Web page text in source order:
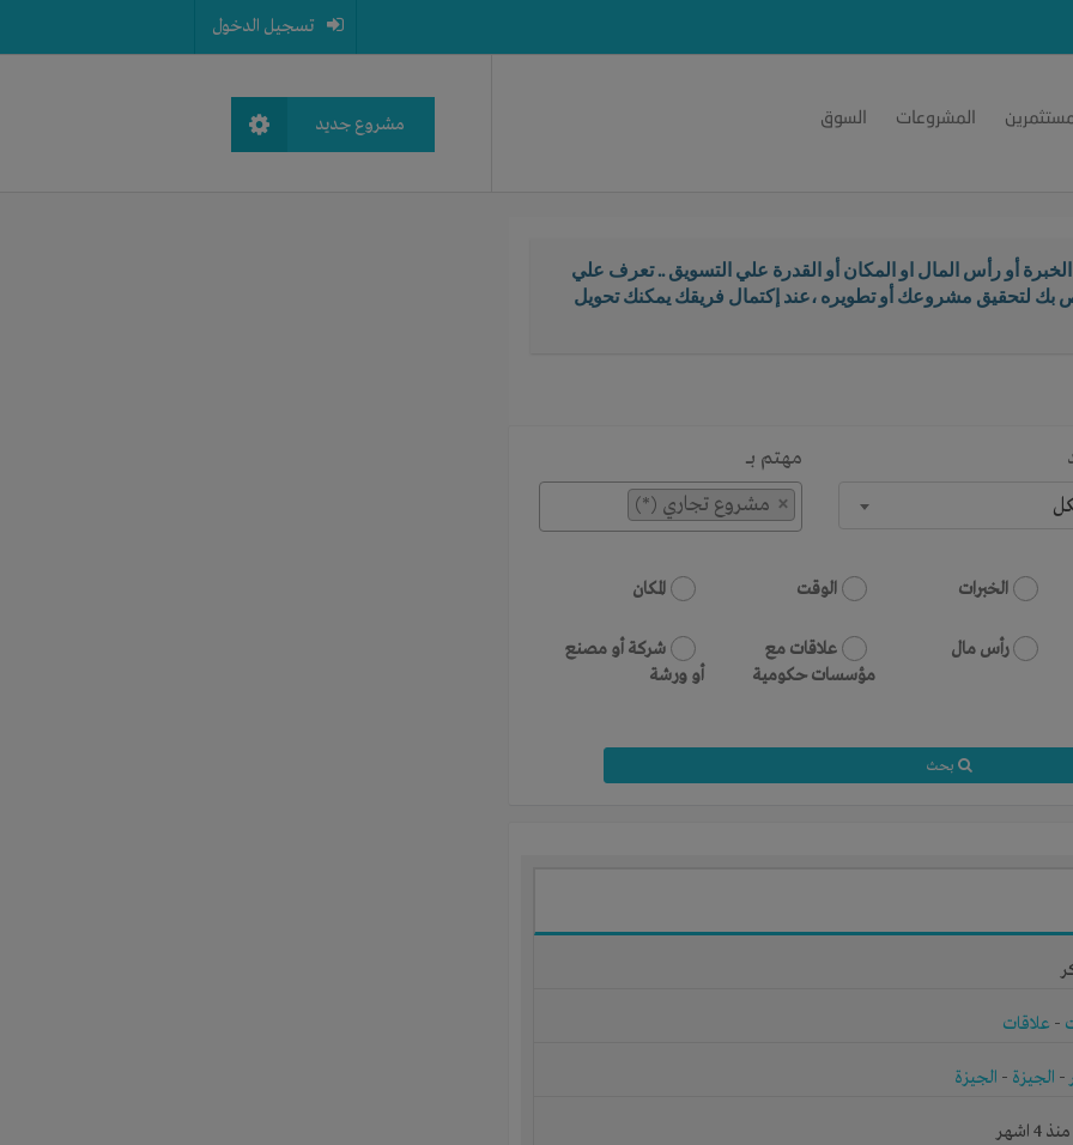
تسجيل الدخول
المشروعات السوق مشروع جديد
أو رأس المال او المكان أو القدرة علي التسويق .. تعرف علي
بك لتحقيق مشروعك أو تطويره ،عند إكتمال فريقك يمكنك تحويل
مهتم بـــ
× مشروع تجاري (*)
الخبرات الوقت المكان
رأس مال
علاقات مع
مؤسسات حكومية
شركة أو مصنع
أو ورشة
بحث
- علاقات
- الجيزة - الجيزة